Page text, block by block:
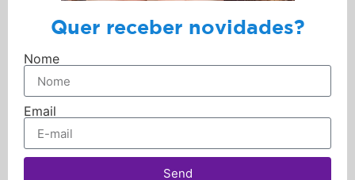
Quer receber novidades?
Nome
Email
Send